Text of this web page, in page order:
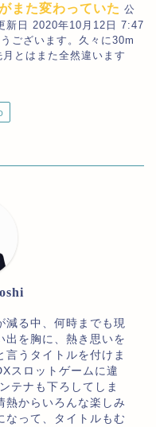
また変わっていた 公
日 2020年10月12日 7:47
ございます。久々に30m
とはまた全然違います
減る中、何時までも現
出を胸に、熱き思いを
うタイトルを付けま
スロットゲームに違
テナも下ろしてしま
熱からいろんな楽しみ
なって、タイトルもむ